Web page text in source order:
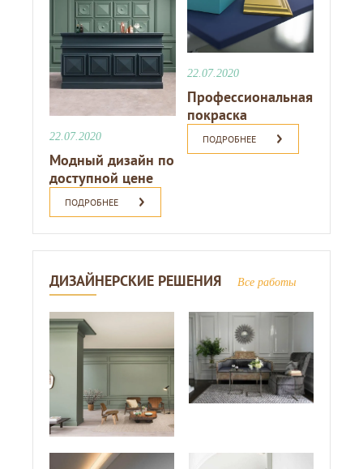
22.07.2020
Модный дизайн по
доступной цене
ПОДРОБНЕЕ
22.07.2020
Профессиональная
покраска
ПОДРОБНЕЕ
ДИЗАЙНЕРСКИЕ РЕШЕНИЯ Все работы